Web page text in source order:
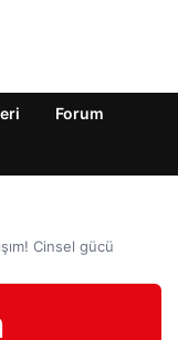
Forum
Cinsel gücü